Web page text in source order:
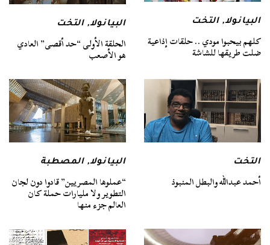
البيانولا,التخت
كلهم بيحبوا مودي .. حلقات إذاعية
ضلت طريقها للشاشة
البيانولا,التخت
الحلقة الأولى “حد أقصى” العادي
هو الأصعب
التخت
أحمد عبدالله والبطل المنبوذ
البيانولا,المصطبة
“عملوها المصريين” قادوا دون لجان
التطوير ولا مليارات حملة كان
العالم جزء منها